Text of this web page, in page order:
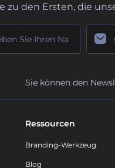
zu den Ersten, die
Sie können den
Ressourcen
Branding-Werkzeug
Blog